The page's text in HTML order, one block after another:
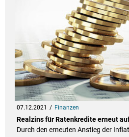
07.12.2021 Finanzen
Realzins für Ratenkredite erneut
Durch den erneuten Anstieg der